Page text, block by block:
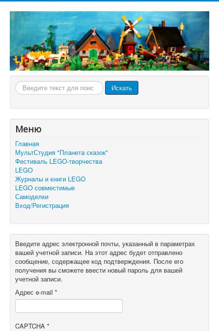
Искать... Искать
Меню
Главная
МультСтудия "Планета сказок"
Фестиваль LEGO-творчества
LEGO
Журналы и книги LEGO
LEGO совместимые
Самоделки
Вход/Регистрация
Введите адрес электронной почты, указанный в параметрах
вашей учетной записи. На этот адрес будет отправлено
сообщение, содержащее код подтверждения. После его
получения вы сможете ввести новый пароль для вашей
учетной записи.
Адрес e-mail *
CAPTCHA *